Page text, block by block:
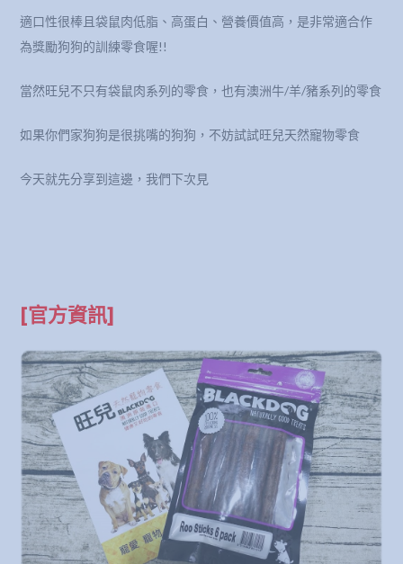
適口性很棒且袋鼠肉低脂、高蛋白、營養價值高，是非常適合作
為獎勵狗狗的訓練零食喔!!
當然旺兒不只有袋鼠肉系列的零食，也有澳洲牛/羊/豬系列的零食
如果你們家狗狗是很挑嘴的狗狗，不妨試試旺兒天然寵物零食
今天就先分享到這邊，我們下次見
[官方資訊]